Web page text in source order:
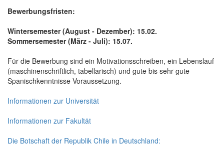
Bewerbungsfristen:
Wintersemester (August - Dezember): 15.02.
Sommersemester (März - Juli): 15.07.
Für die Bewerbung sind ein Motivationsschreiben, ein Lebenslauf
(maschinenschriftlich, tabellarisch) und gute bis sehr gute
Spanischkenntnisse Voraussetzung.
Informationen zur Universität
Informationen zur Fakultät
Die Botschaft der Republik Chile in Deutschland: